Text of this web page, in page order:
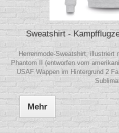
Sweatshirt -
Herrenmode-Sweatshirt, illustriert
Phantom II (entworfen vom
USAF Wappen im Hintergrund 2
Mehr